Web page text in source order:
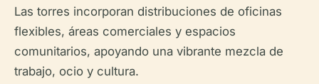
Las torres incorporan distribuciones de oficinas
flexibles, áreas comerciales y espacios
comunitarios, apoyando una vibrante mezcla de
trabajo, ocio y cultura.